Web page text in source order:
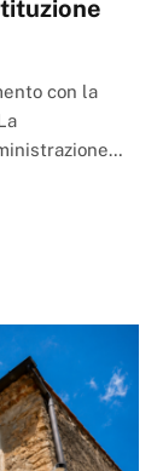
con la